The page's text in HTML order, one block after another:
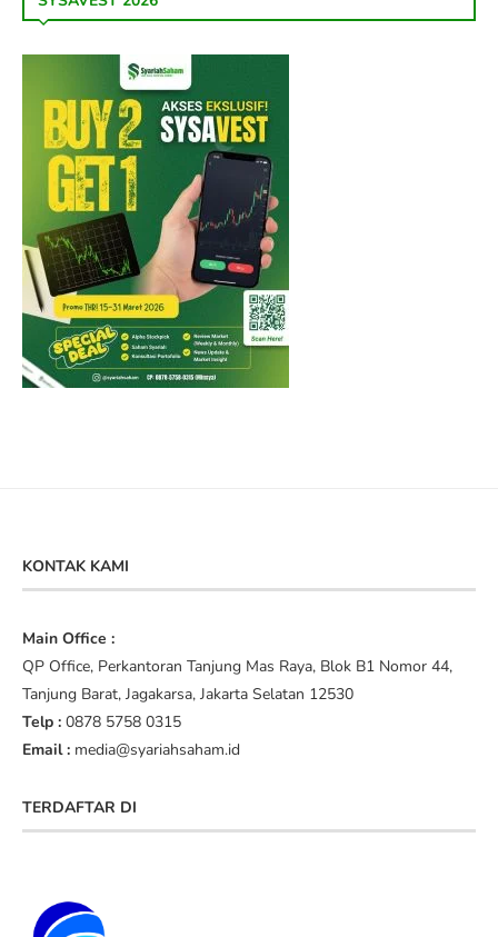
KONTAK KAMI
Main Office :
QP Office, Perkantoran Tanjung Mas Raya, Blok B1 Nomor 44,
Tanjung Barat, Jagakarsa, Jakarta Selatan 12530
Telp : 0878 5758 0315
Email : media@syariahsaham.id
TERDAFTAR DI